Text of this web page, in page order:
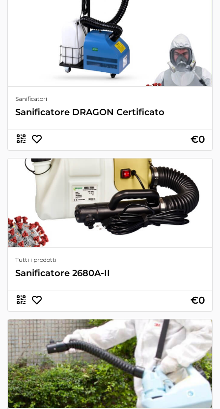
Sanificatori
Sanificatore DRAGON Certificato
€0
Tutti i prodotti
Sanificatore 2680A-II
€0